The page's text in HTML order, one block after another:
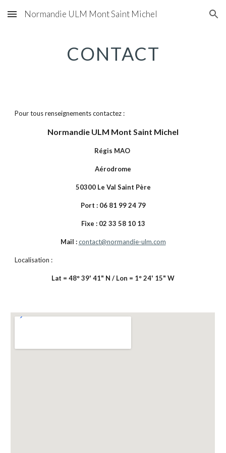
Skip to main content Skip to navigation
Normandie ULM Mont Saint Michel
CONTACT
Pour tous renseignements contactez :
Normandie ULM Mont Saint Michel
Régis MAO
Aérodrome
50300 Le Val Saint Père
Port : 06 81 99 24 79
Fixe : 02 33 58 10 13
Mail : contact@normandie-ulm.com
Localisation :
Lat = 48° 39' 41" N / Lon = 1° 24' 15" W